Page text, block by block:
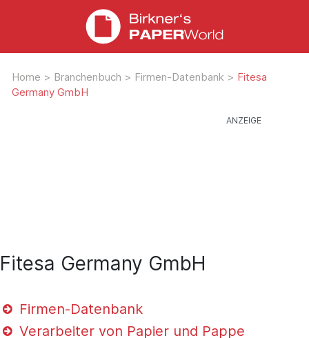
Home > Branchenbuch > Firmen-Datenbank > Fitesa
Germany GmbH
Fitesa Germany GmbH
Firmen-Datenbank
Verarbeiter von Papier und Pappe